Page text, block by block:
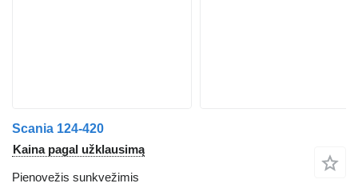
Scania 124-420
Kaina pagal užklausimą
Pienovežis sunkvežimis